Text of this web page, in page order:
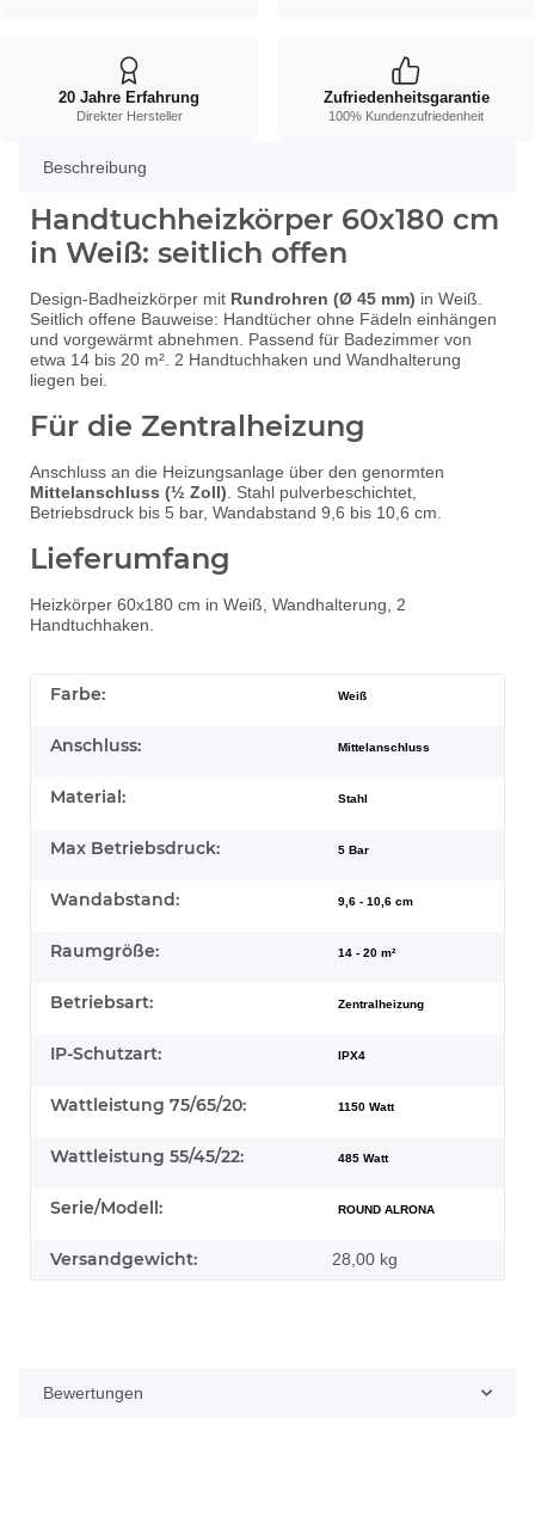
20 Jahre Erfahrung
Direkter Hersteller
Zufriedenheitsgarantie
100% Kundenzufriedenheit
Beschreibung
Handtuchheizkörper 60x180 cm
in Weiß: seitlich offen
Design-Badheizkörper mit Rundrohren (Ø 45 mm) in Weiß.
Seitlich offene Bauweise: Handtücher ohne Fädeln einhängen
und vorgewärmt abnehmen. Passend für Badezimmer von
etwa 14 bis 20 m². 2 Handtuchhaken und Wandhalterung
liegen bei.
Für die Zentralheizung
Anschluss an die Heizungsanlage über den genormten
Mittelanschluss (½ Zoll) . Stahl pulverbeschichtet,
Betriebsdruck bis 5 bar, Wandabstand 9,6 bis 10,6 cm.
Lieferumfang
Heizkörper 60x180 cm in Weiß, Wandhalterung, 2
Handtuchhaken.
Farbe: Weiß
Anschluss: Mittelanschluss
Material: Stahl
Max Betriebsdruck: 5 Bar
Wandabstand: 9,6 - 10,6 cm
Raumgröße: 14 - 20 m²
Betriebsart: Zentralheizung
IP-Schutzart: IPX4
Wattleistung 75/65/20: 1150 Watt
Wattleistung 55/45/22: 485 Watt
Serie/Modell: ROUND ALRONA
Versandgewicht: 28,00 kg
Bewertungen